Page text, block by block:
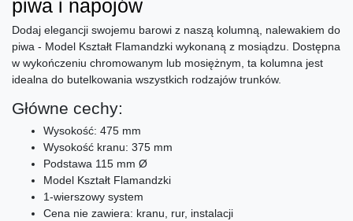
piwa i napojów
Dodaj elegancji swojemu barowi z naszą kolumną, nalewakiem do
piwa - Model Kształt Flamandzki wykonaną z mosiądzu. Dostępna
w wykończeniu chromowanym lub mosiężnym, ta kolumna jest
idealna do butelkowania wszystkich rodzajów trunków.
Główne cechy:
Wysokość: 475 mm
Wysokość kranu: 375 mm
Podstawa 115 mm Ø
Model Kształt Flamandzki
1-wierszowy system
Cena nie zawiera: kranu, rur, instalacji